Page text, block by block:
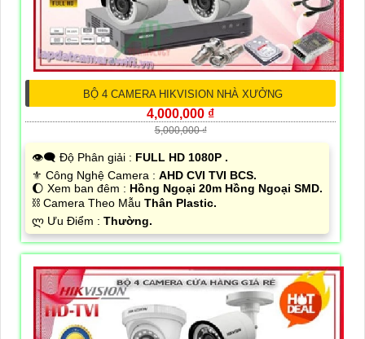
BỘ 4 CAMERA HIKVISION NHÀ XƯỞNG
4,000,000 ₫
5,000,000 ₫
👁️‍🗨 Độ Phân giải : FULL HD 1080P .
⚜️ Công Nghệ Camera : AHD CVI TVI BCS.
🌔 Xem ban đêm : Hồng Ngoại 20m Hồng Ngoại SMD.
⛓ Camera Theo Mẫu Thân Plastic.
️ლ Ưu Điểm : Thường.